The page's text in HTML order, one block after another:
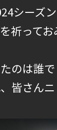
シーズン
祈って
のは誰
皆さん